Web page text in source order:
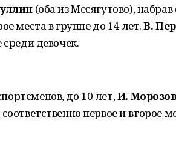
(оба из Месягутово), набрав
места в группе до 14 лет.В.
среди девочек.
до 10 лет,И. Морозов
первое и второе